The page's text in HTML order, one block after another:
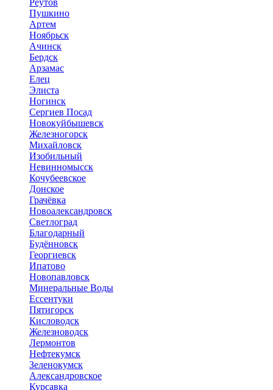
Реутов
Пушкино
Артем
Ноябрьск
Ачинск
Бердск
Арзамас
Елец
Элиста
Ногинск
Сергиев Посад
Новокуйбышевск
Железногорск
Михайловск
Изобильный
Невинномысск
Кочубеевское
Донское
Грачёвка
Новоалександровск
Светлоград
Благодарный
Будённовск
Георгиевск
Ипатово
Новопавловск
Минеральные Воды
Ессентуки
Пятигорск
Кисловодск
Железноводск
Лермонтов
Нефтекумск
Зеленокумск
Александровское
Курсавка